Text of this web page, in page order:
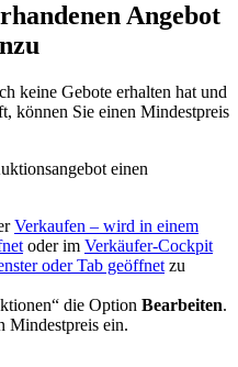
Angebot
keine Gebote erhalten hat und
können Sie einen Mindestpreis
einen
Verkaufen – wird in einem
oder im Verkäufer-Cockpit
oder Tab geöffnet zu
die Option Bearbeiten.
Mindestpreis ein.